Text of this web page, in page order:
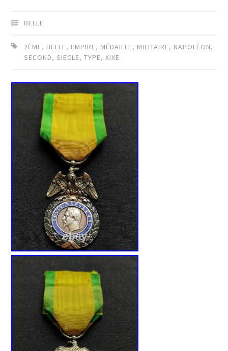
BELLE
2ÈME, BELLE, EMPIRE, MÉDAILLE, MILITAIRE, NAPOLÉON,
SECOND,SIECLE,TYPE,XIXE